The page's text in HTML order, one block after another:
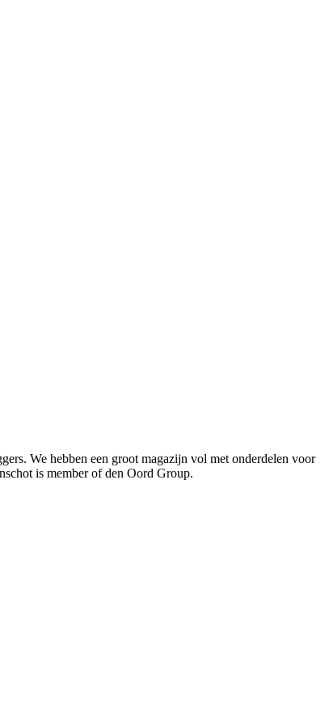
We hebben een groot magazijn vol met onderdelen voor
is member of den Oord Group.